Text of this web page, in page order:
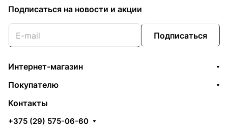
Подписаться на новости и акции
Подписаться
Интернет-магазин
Покупателю
Контакты
+375 (29) 575-06-60